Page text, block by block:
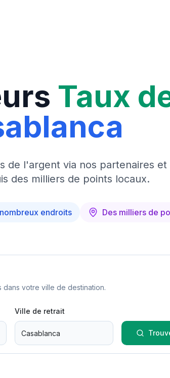
Taux
de l'argent via nos partenaires et
des milliers de points locaux.
endroits Des milliers de
votre ville de destination.
Ville de retrait